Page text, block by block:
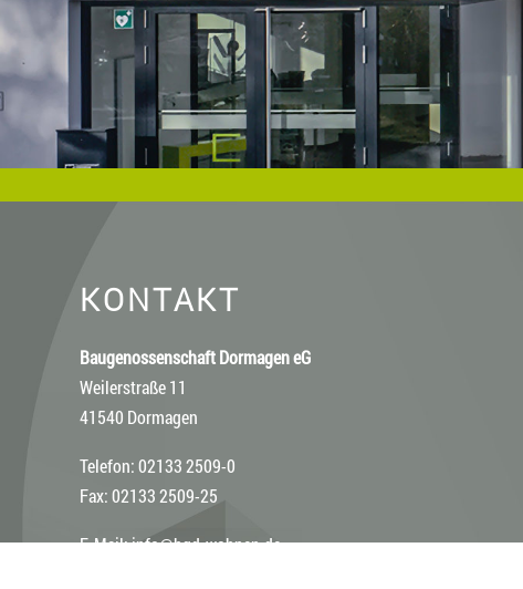
KONTAKT
Baugenossenschaft Dormagen eG
Weilerstraße 11
41540 Dormagen
Telefon: 02133 2509-0
Fax: 02133 2509-25
E-Mail:info@bgd-wohnen.de